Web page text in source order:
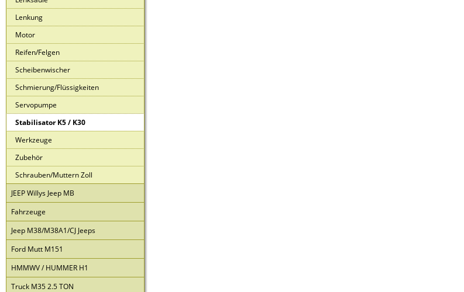
Lenkung
Motor
Reifen/Felgen
Scheibenwischer
Schmierung/Flüssigkeiten
Servopumpe
Stabilisator K5 / K30
Werkzeuge
Zubehör
Schrauben/Muttern Zoll
JEEP Willys Jeep MB
Fahrzeuge
Jeep M38/M38A1/CJ Jeeps
Ford Mutt M151
HMMWV / HUMMER H1
Truck M35 2.5 TON